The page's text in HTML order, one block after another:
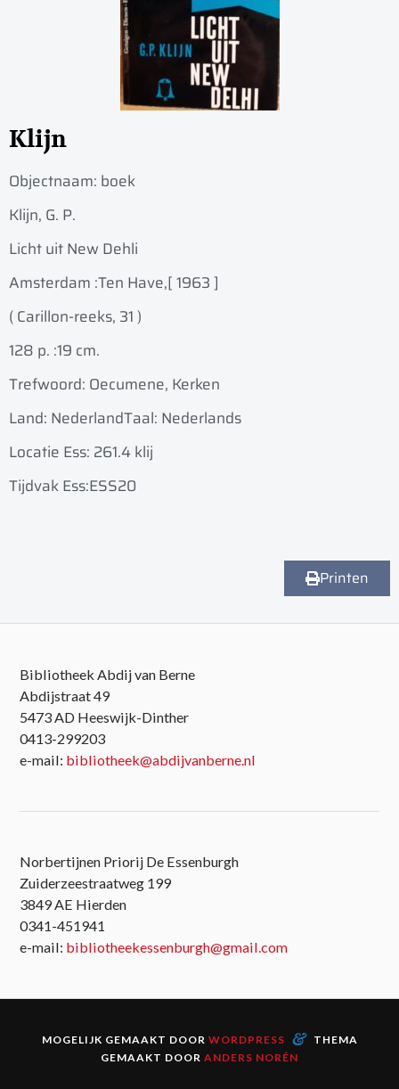
Klijn
Objectnaam: boek
Klijn, G. P.
Licht uit New Dehli
Amsterdam :Ten Have,[ 1963 ]
( Carillon-reeks, 31 )
128 p. :19 cm.
Trefwoord: Oecumene, Kerken
Land: NederlandTaal: Nederlands
Locatie Ess: 261.4 klij
Tijdvak Ess:ESS20
Printen
Bibliotheek Abdij van Berne
Abdijstraat 49
5473 AD Heeswijk-Dinther
0413-299203
e-mail: bibliotheek@abdijvanberne.nl
Norbertijnen Priorij De Essenburgh
Zuiderzeestraatweg 199
3849 AE Hierden
0341-451941
e-mail: bibliotheekessenburgh@gmail.com
MOGELIJK GEMAAKT DOOR WORDPRESS &
THEMA
GEMAAKT DOOR ANDERS NORÉN